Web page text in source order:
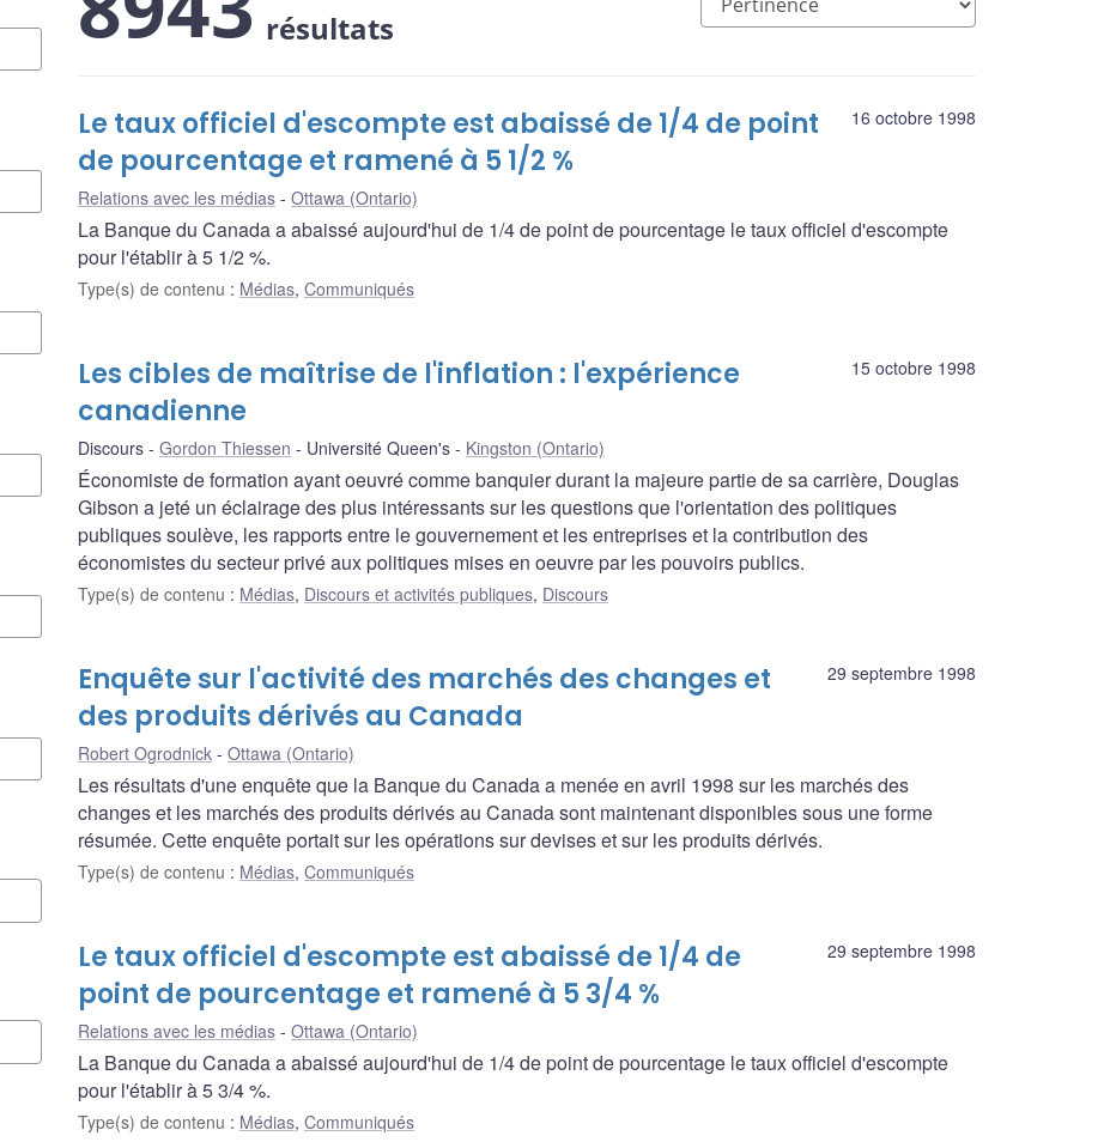
résultats
16 octobre 1998
Le taux officiel d'escompte est abaissé de 1/4 de point
de pourcentage et ramené à 5 1/2 %
Relations avec les médias Ottawa (Ontario)
La Banque du Canada a abaissé aujourd'hui de 1/4 de point de pourcentage le taux officiel d'escompte
pour l'établir à 5 1/2 %.
Type(s) de contenu : Médias, Communiqués
15 octobre 1998
Les cibles de maîtrise de l'inflation : l'expérience
canadienne
Discours Gordon Thiessen Université Queen's Kingston (Ontario)
Économiste de formation ayant oeuvré comme banquier durant la majeure partie de sa carrière, Douglas
Gibson a jeté un éclairage des plus intéressants sur les questions que l'orientation des politiques
publiques soulève, les rapports entre le gouvernement et les entreprises et la contribution des
économistes du secteur privé aux politiques mises en oeuvre par les pouvoirs publics.
Type(s) de contenu : Médias, Discours et activités publiques, Discours
29 septembre 1998
Enquête sur l'activité des marchés des changes et
des produits dérivés au Canada
Robert Ogrodnick Ottawa (Ontario)
Les résultats d'une enquête que la Banque du Canada a menée en avril 1998 sur les marchés des
changes et les marchés des produits dérivés au Canada sont maintenant disponibles sous une forme
résumée. Cette enquête portait sur les opérations sur devises et sur les produits dérivés.
Type(s) de contenu : Médias, Communiqués
29 septembre 1998
Le taux officiel d'escompte est abaissé de 1/4 de
point de pourcentage et ramené à 5 3/4 %
Relations avec les médias Ottawa (Ontario)
La Banque du Canada a abaissé aujourd'hui de 1/4 de point de pourcentage le taux officiel d'escompte
pour l'établir à 5 3/4 %.
Type(s) de contenu : Médias, Communiqués